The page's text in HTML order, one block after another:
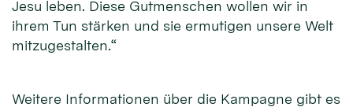
Jesu leben. Diese Gutmenschen wollen wir in
ihrem Tun stärken und sie ermutigen unsere Welt
mitzugestalten.“
Weitere Informationen über die Kampagne gibt es